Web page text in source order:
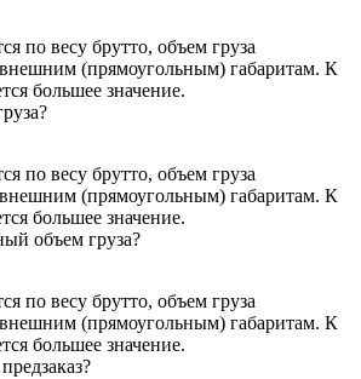
по весу брутто, объем груза
внешним (прямоугольным) габаритам. К
большее значение.
по весу брутто, объем груза
внешним (прямоугольным) габаритам. К
большее значение.
объем груза?
по весу брутто, объем груза
внешним (прямоугольным) габаритам. К
большее значение.